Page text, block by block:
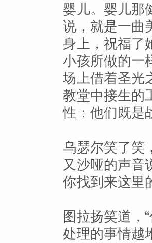
婴儿。婴儿那
说，就是一曲
身上，祝福了
小孩所做的一
场上借着圣光
教堂中接生的
性：他们既是
乌瑟尔笑了笑
又沙哑的声音
你找到来这里
图拉扬笑道，
处理的事情越